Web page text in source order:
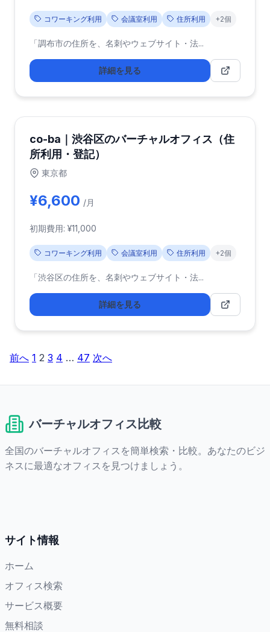
コワーキング利用 会議室利用 住所利用 +2個
「調布市の住所を、名刺やウェブサイト・法...
詳細を見る
co-ba｜渋谷区のバーチャルオフィス（住
所利用・登記）
東京都
¥6,600 /月
初期費用: ¥11,000
コワーキング利用 会議室利用 住所利用 +2個
「渋谷区の住所を、名刺やウェブサイト・法...
詳細を見る
前へ 1 2 3 4 … 47 次へ
バーチャルオフィス比較
全国のバーチャルオフィスを簡単検索・比較。あなたのビジ
ネスに最適なオフィスを見つけましょう。
サイト情報
ホーム
オフィス検索
サービス概要
無料相談